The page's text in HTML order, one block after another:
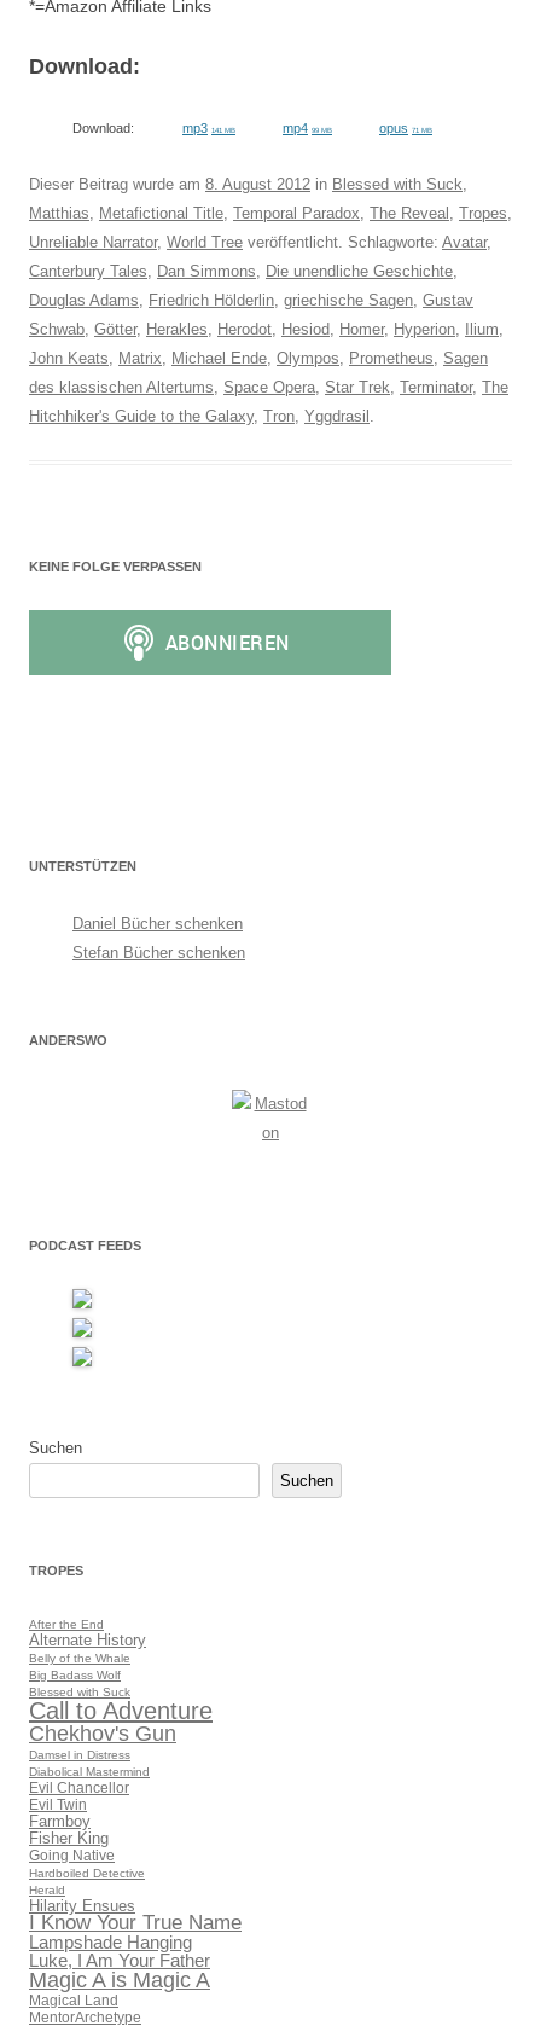
*=Amazon Affiliate Links
Download:
Download: mp3 141 MB mp4 99 MB opus 71 MB
Dieser Beitrag wurde am 8. August 2012 in Blessed with Suck,
Matthias, Metafictional Title, Temporal Paradox, The Reveal , Tropes,
Unreliable Narrator, World Tree veröffentlicht. Schlagworte: Avatar,
Canterbury Tales, Dan Simmons, Die unendliche Geschichte,
Douglas Adams, Friedrich Hölderlin, griechische Sagen, Gustav
Schwab, Götter, Herakles, Herodot, Hesiod, Homer, Hyperion, Ilium,
John Keats, Matrix, Michael Ende, Olympos, Prometheus, Sagen
des klassischen Altertums, Space Opera, Star Trek, Terminator, The
Hitchhiker's Guide to the Galaxy, Tron, Yggdrasil .
KEINE FOLGE VERPASSEN
UNTERSTÜTZEN
Daniel Bücher schenken
Stefan Bücher schenken
ANDERSWO
PODCAST FEEDS
Suchen
Suchen
TROPES
After the End
Alternate History
Belly of the Whale
Big Badass Wolf
Blessed with Suck
Call to Adventure
Chekhov's Gun
Damsel in Distress
Diabolical Mastermind
Evil Chancellor
Evil Twin
Farmboy
Fisher King
Going Native
Hardboiled Detective
Herald
Hilarity Ensues
I Know Your True Name
Lampshade Hanging
Luke, I Am Your Father
Magic A is Magic A
Magical Land
MentorArchetype